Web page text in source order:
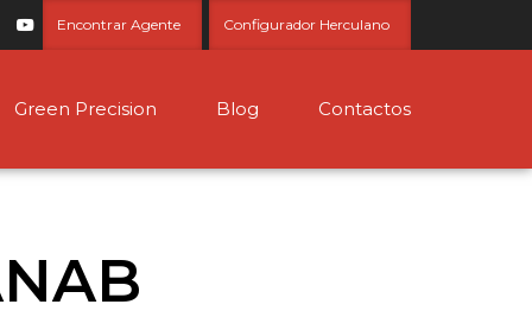
Encontrar Agente Configurador Herculano
Green Precision Blog Contactos